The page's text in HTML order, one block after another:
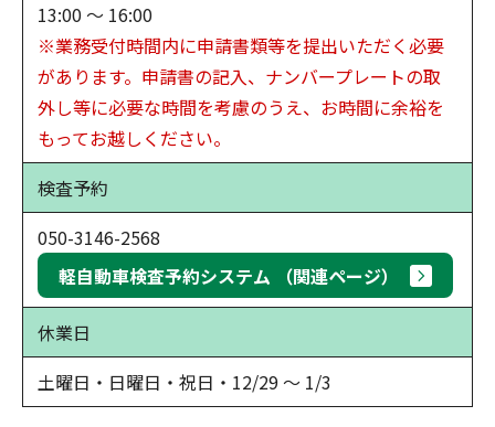
13:00 ～ 16:00
※業務受付時間内に申請書類等を提出いただく必要
があります。申請書の記入、ナンバープレートの取
外し等に必要な時間を考慮のうえ、お時間に余裕を
もってお越しください。
検査予約
050-3146-2568
軽自動車検査予約システム （関連ページ）
休業日
土曜日・日曜日・祝日・12/29 ～ 1/3